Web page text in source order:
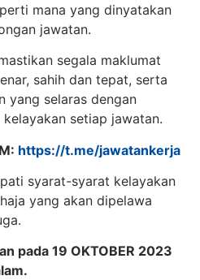
mana yang dinyatakan
jawatan.
segala maklumat
sahih dan tepat, serta
yang selaras dengan
setiap jawatan.
https://t.me/jawatankerja
syarat-syarat kelayakan
yang akan dipelawa
pada 19 OKTOBER 2023